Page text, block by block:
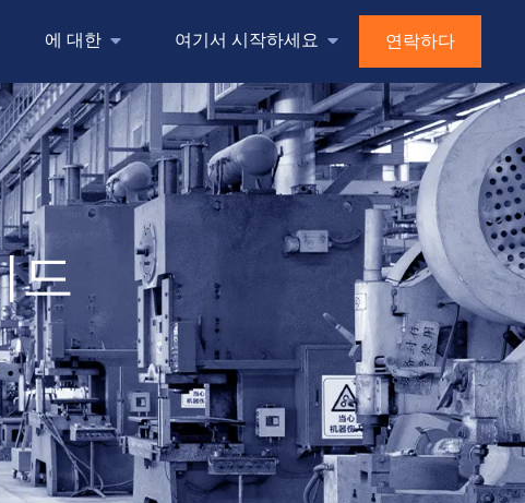
에 대한 여기서 시작하세요 연락하다
드